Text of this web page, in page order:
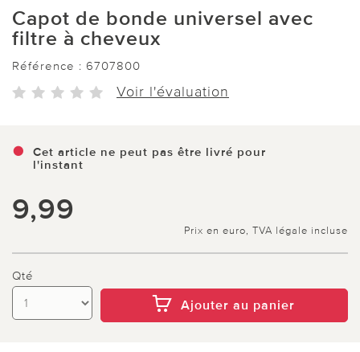
Capot de bonde universel avec
filtre à cheveux
Référence : 6707800
Voir l'évaluation
Cet article ne peut pas être livré pour
l'instant
9,99
Prix en euro, TVA légale incluse
Qté
Ajouter au panier